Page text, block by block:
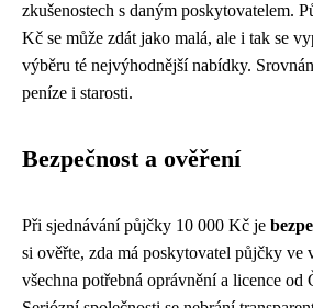
zkušenostech s daným poskytovatelem.
Kč se může zdát jako malá, ale i tak se
výběru té nejvýhodnější nabídky.
peníze i starosti.
Bezpečnost a ověření
Při sjednávání půjčky 10 000 Kč je
si ověřte, zda má poskytovatel půjčky ve
všechna potřebná oprávnění a licence od